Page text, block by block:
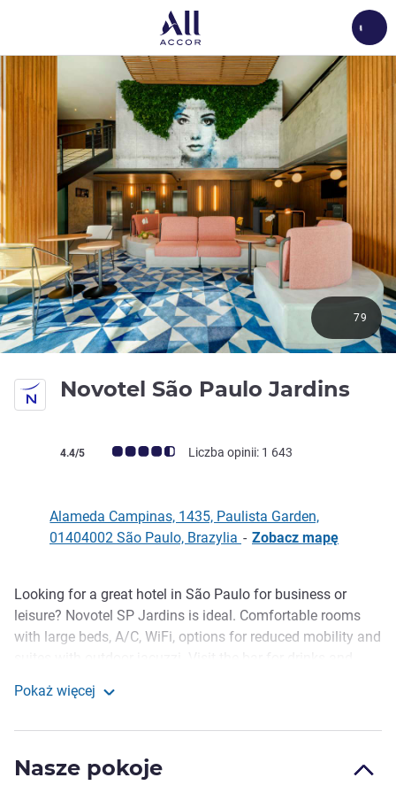
Novotel São Paulo Jardins
Ocena klientów (Ocena ALL)
4.4/5 Liczba opinii: 1 643
79
Alameda Campinas, 1435, Paulista Garden,
01404002 São Paulo, Brazylia - Zobacz mapę
Opis
Looking for a great hotel in São Paulo for business or
leisure? Novotel SP Jardins is ideal. Comfortable rooms
with large beds, A/C, WiFi, options for reduced mobility and
breaks and events, plus our leisure area with pool and gym
Novotel SP Jardins is ideal for anyone wanting to keep
busy. The hotel is a 7-min drive from Avenida Paulista, with
Pokaż więcej
Nasze pokoje